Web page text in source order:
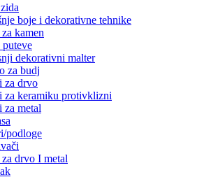
boje i dekorativne tehnike
kamen
dekorativni malter
za budj
za drvo
za keramiku protivklizni
za metal
podloge
za drvo I metal